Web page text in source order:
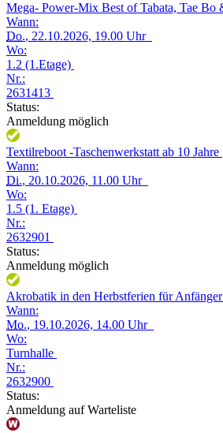
Mega- Power-Mix Best of Tabata, Tae Bo
Wann:
Do., 22.10.2026, 19.00 Uhr
Wo:
1.2 (1.Etage)
Nr.:
2631413
Status:
Anmeldung möglich
Textilreboot -Taschenwerkstatt ab 10 Jahre
Wann:
Di., 20.10.2026, 11.00 Uhr
Wo:
1.5 (1. Etage)
Nr.:
2632901
Status:
Anmeldung möglich
Akrobatik in den Herbstferien für Anfänger
Wann:
Mo., 19.10.2026, 14.00 Uhr
Wo:
Turnhalle
Nr.:
2632900
Status:
Anmeldung auf Warteliste